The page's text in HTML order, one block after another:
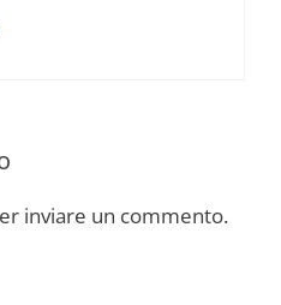
inviare un commento.